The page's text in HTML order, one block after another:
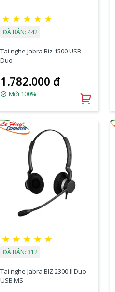
★ ★ ★ ★ ★
ĐÃ BÁN: 442
Tai nghe Jabra Biz 1500 USB
Duo
1.782.000 đ
Mới 100%
★ ★ ★ ★ ★
ĐÃ BÁN: 312
Tai nghe Jabra BIZ 2300 II Duo
USB MS